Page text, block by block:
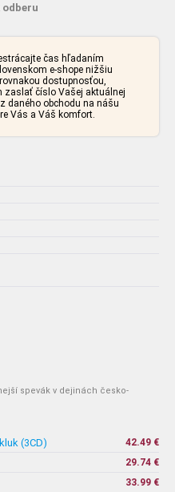
čas hľadaním
e-shope nižšiu
dostupnosťou,
zaslať číslo Vašej aktuálnej
daného obchodu na nášu
Vás a Váš komfort.
spevák v dejinách česko-
(3CD) 42.49 €
29.74 €
33.99 €